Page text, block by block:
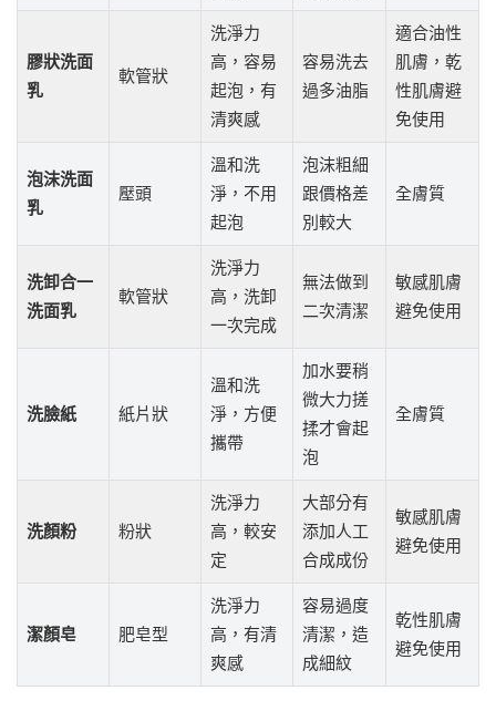
膠狀洗面
乳
軟管狀
洗淨力
高，容易
起泡，有
清爽感
容易洗去
過多油脂
適合油性
肌膚，乾
性肌膚避
免使用
泡沫洗面
乳
壓頭
溫和洗
淨，不用
起泡
泡沫粗細
跟價格差
別較大
全膚質
洗卸合一
洗面乳
軟管狀
洗淨力
高，洗卸
一次完成
無法做到
二次清潔
敏感肌膚
避免使用
洗臉紙 紙片狀
溫和洗
淨，方便
攜帶
加水要稍
微大力搓
揉才會起
泡
全膚質
洗顏粉 粉狀
洗淨力
高，較安
定
大部分有
添加人工
合成成份
敏感肌膚
避免使用
潔顏皂 肥皂型
洗淨力
高，有清
爽感
容易過度
清潔，造
成細紋
乾性肌膚
避免使用